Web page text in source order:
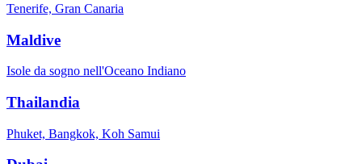
Tenerife, Gran Canaria
Maldive
Isole da sogno nell'Oceano Indiano
Thailandia
Phuket, Bangkok, Koh Samui